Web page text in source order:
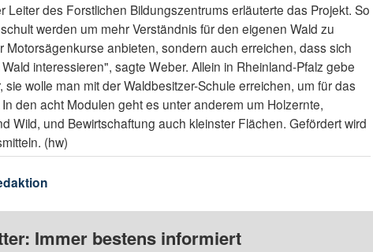
Leiter des Forstlichen Bildungszentrums erläuterte das Projekt. So
werden um mehr Verständnis für den eigenen Wald zu
Motorsägenkurse anbieten, sondern auch erreichen, dass sich
interessieren", sagte Weber. Allein in Rheinland-Pfalz gebe
wolle man mit der Waldbesitzer-Schule erreichen, um für das
den acht Modulen geht es unter anderem um Holzernte,
Wild, und Bewirtschaftung auch kleinster Flächen. Gefördert wird
(hw)
Immer bestens informiert